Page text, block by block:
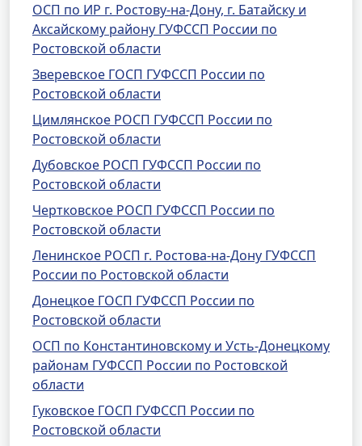
ОСП по ИР г. Ростову-на-Дону, г. Батайску и
Аксайскому району ГУФССП России по
Ростовской области
Зверевское ГОСП ГУФССП России по
Ростовской области
Цимлянское РОСП ГУФССП России по
Ростовской области
Дубовское РОСП ГУФССП России по
Ростовской области
Чертковское РОСП ГУФССП России по
Ростовской области
Ленинское РОСП г. Ростова-на-Дону ГУФССП
России по Ростовской области
Донецкое ГОСП ГУФССП России по
Ростовской области
ОСП по Константиновскому и Усть-Донецкому
районам ГУФССП России по Ростовской
области
Гуковское ГОСП ГУФССП России по
Ростовской области